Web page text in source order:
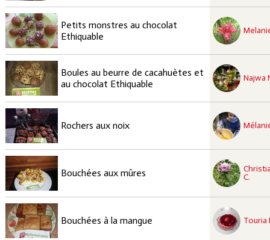
Petits monstres au chocolat
Ethiquable
recette à tester
Boules au beurre de cacahuètes et
au chocolat Ethiquable
Najwa
recette à tester
Rochers aux noix
recette à tester
Bouchées aux mûres
C.
recette à tester
Bouchées à la mangue Touria
recette à tester